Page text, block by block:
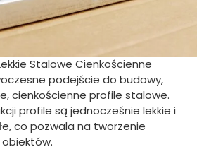
Stalowe Cienkościenne
podejście do budowy,
cienkościenne profile stalowe.
profile są jednocześnie lekkie i
co pozwala na tworzenie